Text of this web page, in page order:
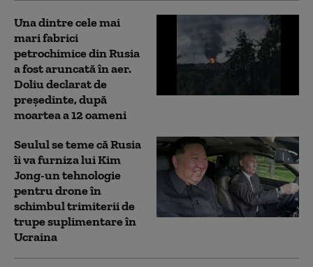
Una dintre cele mai
mari fabrici
petrochimice din Rusia
a fost aruncată în aer.
Doliu declarat de
președinte, după
moartea a 12 oameni
Seulul se teme că Rusia
îi va furniza lui Kim
Jong-un tehnologie
pentru drone în
schimbul trimiterii de
trupe suplimentare în
Ucraina